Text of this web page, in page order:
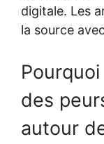
digitale. Les
la source
des
autour